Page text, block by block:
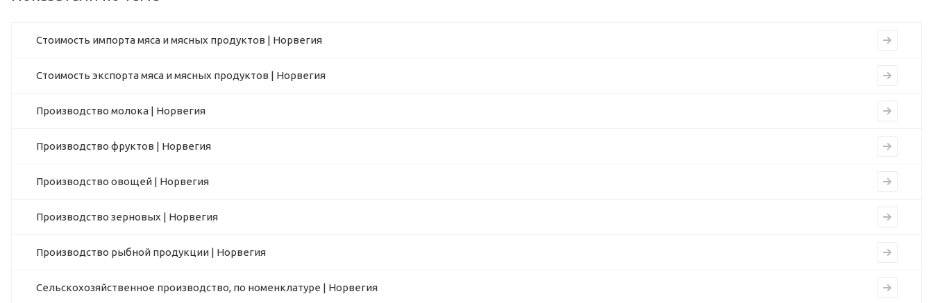
Стоимость импорта мяса и мясных продуктов | Норвегия
Стоимость экспорта мяса и мясных продуктов | Норвегия
Производство молока | Норвегия
Производство фруктов | Норвегия
Производство овощей | Норвегия
Производство зерновых | Норвегия
Производство рыбной продукции | Норвегия
Сельскохозяйственное производство, по номенклатуре | Норвегия